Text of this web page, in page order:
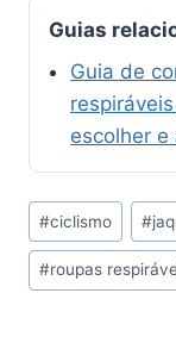
Guias
Guia de
escolher
Tags
do
Post:
#ciclismo #
#roupas